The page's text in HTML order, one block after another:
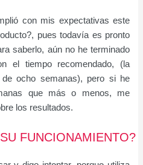
con mis expectativas este
pues todavía es pronto
saberlo, aún no he terminado
el tiempo recomendado, (la
ocho semanas), pero si he
que más o menos, me
los resultados.
FUNCIONAMIENTO?